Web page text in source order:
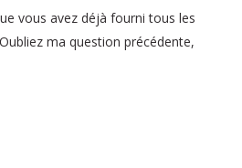
vous avez déjà fourni tous les
ma question précédente,